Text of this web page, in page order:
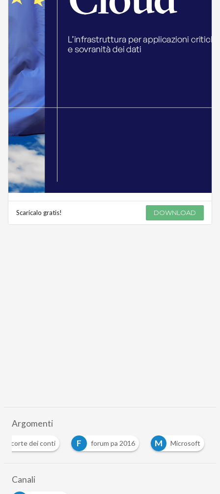
Scaricalo gratis! DOWNLOAD
Argomenti
corte dei conti F forum pa 2016 M Microsoft
Canali